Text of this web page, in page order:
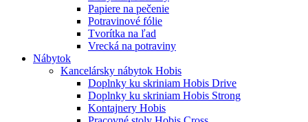
Papiere na pečenie
Potravinové fólie
Tvorítka na ľad
Vrecká na potraviny
Nábytok
Kancelársky nábytok Hobis
Doplnky ku skriniam Hobis Drive
Doplnky ku skriniam Hobis Strong
Kontajnery Hobis